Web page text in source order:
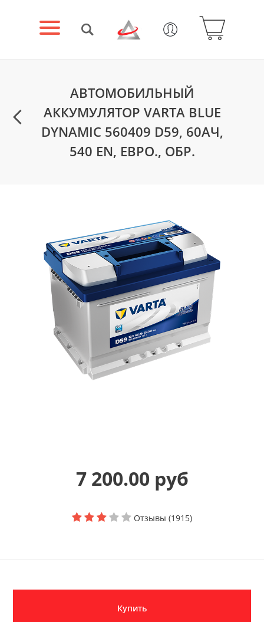
АВТОМОБИЛЬНЫЙ
АККУМУЛЯТОР VARTA BLUE
DYNAMIC 560409 D59, 60АЧ,
540 EN, ЕВРО., ОБР.
7 200.00 руб
Отзывы (1915)
Купить